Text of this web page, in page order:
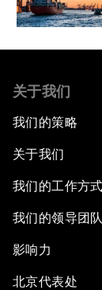
关于我们
我们的策略
关于我们
我们的工作方式
我们的领导团
影响力
北京代表处